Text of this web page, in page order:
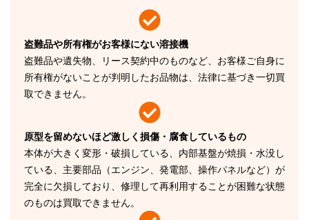
盗難品や所有権がお客様にない溶接機
盗難品や遺失物、リース契約中のものなど、お客様ご自身に
所有権がないことが判明したお品物は、法律に基づき一切買
取できません。
原型を留めないほど激しく損傷・腐食しているもの
本体が大きく変形・破損している、内部基盤が焼損・水没し
ている、主要部品（エンジン、発電部、操作パネルなど）が
完全に欠損しており、修理して再利用することが困難な状態
のものは買取できません。